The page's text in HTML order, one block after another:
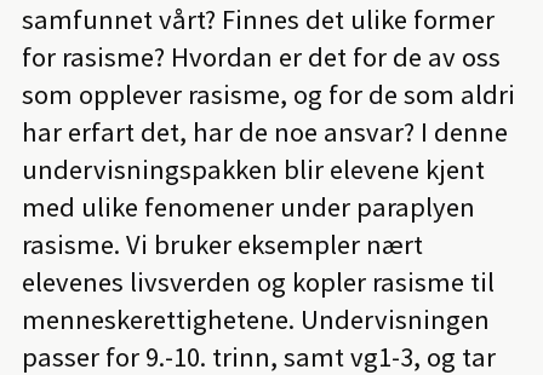
samfunnet vårt? Finnes det ulike former
for rasisme? Hvordan er det for de av oss
som opplever rasisme, og for de som aldri
har erfart det, har de noe ansvar? I denne
undervisningspakken blir elevene kjent
med ulike fenomener under paraplyen
rasisme. Vi bruker eksempler nært
elevenes livsverden og kopler rasisme til
menneskerettighetene. Undervisningen
passer for 9.-10. trinn, samt vg1-3, og tar